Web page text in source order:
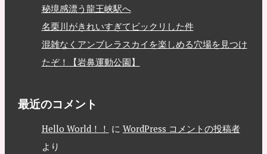
秘境感漂う龍王峡駅へ
名栗川がきれいすぎてビックリした件
混雑なくアンブレラスカイを楽しめる穴場を見つけ
たぞ！【岩鼻運動公園】
最近のコメント
Hello World！！ に WordPress コメントの投稿者
より